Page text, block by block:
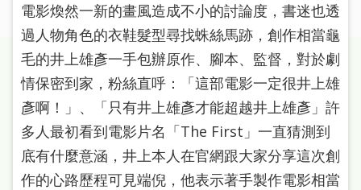
常
見
問
答
加
入
市
圖
電影煥然一新的畫風造成不小的討論度，書迷也透
過人物角色的衣鞋髮型尋找蛛絲馬跡，創作相當龜
毛的井上雄彥一手包辦原作、腳本、監督，對於劇
情保密到家，粉絲直呼：「這部電影一定很井上雄
彥啊！」、「只有井上雄彥才能超越井上雄彥」許
多人最初看到電影片名「The First」一直猜測到
底有什麼意涵，井上本人在官網跟大家分享這次創
作的心路歷程可見端倪，他表示著手製作電影相當